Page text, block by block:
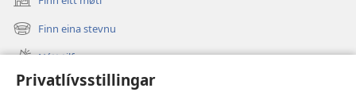
Privatlívsstillingar
(opens
new
window)
Finn eina stevnu
(opens
new Nýtt tilfar
Video